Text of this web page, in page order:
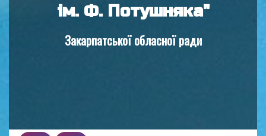
ім. Ф. Потушняка"
Закарпатської обласної ради